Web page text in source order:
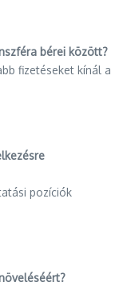
bérei között?
fizetéseket kínál a
pozíciók